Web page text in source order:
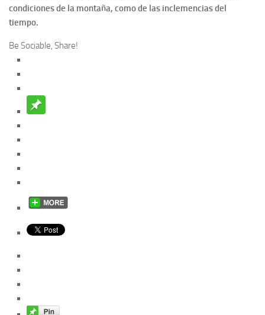
condiciones de la montaña, como de las inclemencias del
tiempo.
Be Sociable, Share!